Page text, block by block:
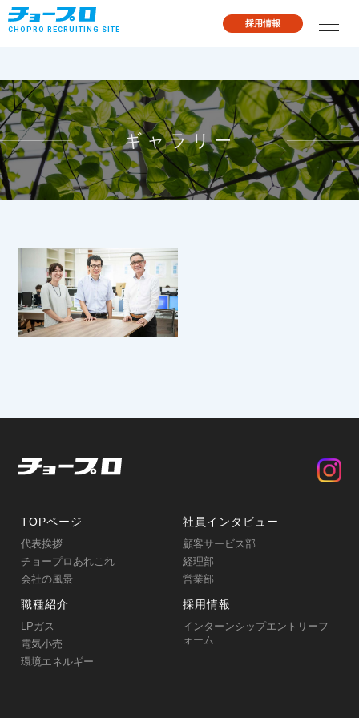
CHOPRO RECRUITING SITE
採用情報
ギャラリー
TOPページ
代表挨拶
チョープロあれこれ
会社の風景
社員インタビュー
顧客サービス部
経理部
営業部
職種紹介
LPガス
電気小売
環境エネルギー
採用情報
インターンシップエントリーフ
ォーム